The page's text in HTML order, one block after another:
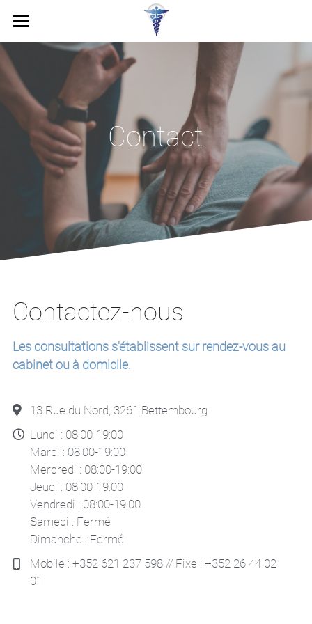
Accueil
Services
Installations
Équipe
Contact
Contact
Contactez-nous
Les consultations s'établissent sur rendez-vous au
cabinet ou à domicile.
13 Rue du Nord, 3261 Bettembourg
Lundi : 08:00-19:00
Mardi : 08:00-19:00
Mercredi : 08:00-19:00
Jeudi : 08:00-19:00
Vendredi : 08:00-19:00
Samedi : Fermé
Dimanche : Fermé
Mobile : +352 621 237 598 // Fixe : +352 26 44 02
01